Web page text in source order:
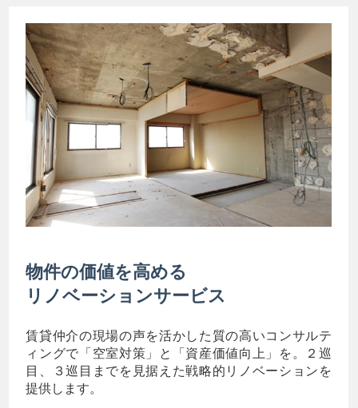
物件の価値を高める
リノベーションサービス
賃貸仲介の現場の声を活かした質の高いコンサルテ
ィングで「空室対策」と「資産価値向上」を。２巡
目、３巡目までを見据えた戦略的リノベーションを
提供します。